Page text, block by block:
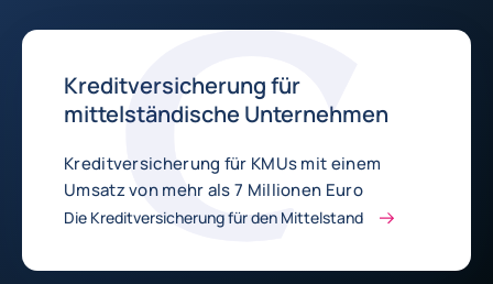
Kreditversicherung für
mittelständische Unternehmen
Kreditversicherung für KMUs mit einem
Umsatz von mehr als 7 Millionen Euro
Die Kreditversicherung für den Mittelstand